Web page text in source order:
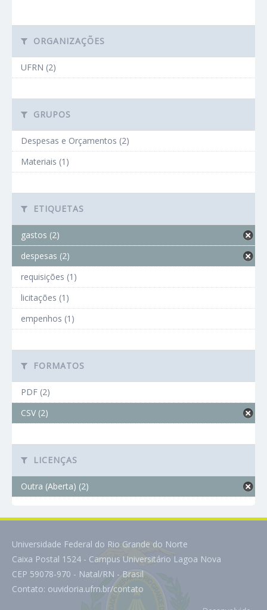
ORGANIZAÇÕES
UFRN (2)
GRUPOS
Despesas e Orçamentos (2)
Materiais (1)
ETIQUETAS
gastos (2)
despesas (2)
requisições (1)
licitações (1)
empenhos (1)
FORMATOS
PDF (2)
CSV (2)
LICENÇAS
Outra (Aberta) (2)
Universidade Federal do Rio Grande do Norte
Caixa Postal 1524 - Campus Universitário Lagoa Nova
CEP 59078-970 - Natal/RN - Brasil
Contato: ouvidoria.ufrn.br/contato